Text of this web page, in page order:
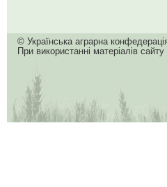
© Українська аграрна
При використанні матеріалів